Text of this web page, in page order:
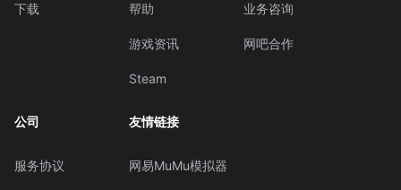
下载 帮助
游戏资讯
Steam
业务咨询
网吧合作
公司
服务协议
友情链接
网易MuMu模拟器